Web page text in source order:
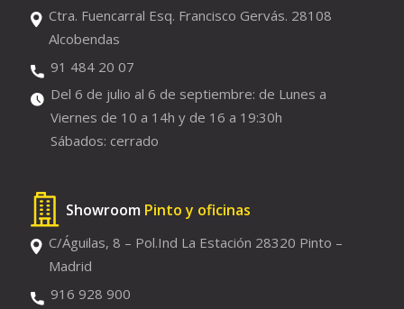
Ctra. Fuencarral Esq. Francisco Gervás. 28108
Alcobendas
91 484 20 07
Del 6 de julio al 6 de septiembre: de Lunes a
Viernes de 10 a 14h y de 16 a 19:30h
Sábados: cerrado
Showroom Pinto y oficinas
C/Águilas, 8 – Pol.Ind La Estación 28320 Pinto –
Madrid
916 928 900